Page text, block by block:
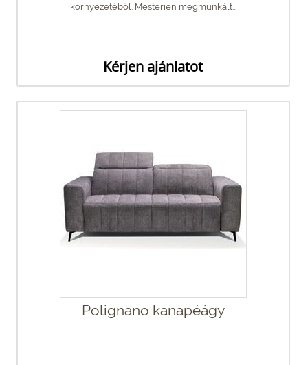
környezetéből. Mesterien megmunkált...
Kérjen ajánlatot
Polignano kanapéágy